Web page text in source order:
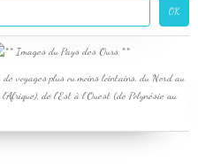
voyages plus ou moins lointains, du Nord au
de l'Est à l'Ouest (de Polynésie au